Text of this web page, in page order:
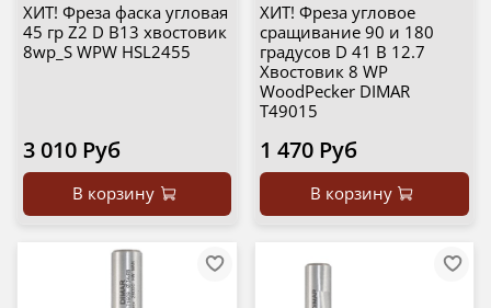
ХИТ! Фреза фаска угловая
45 гр Z2 D B13 хвостовик
8wp_S WPW HSL2455
3 010 Руб
В корзину
ХИТ! Фреза угловое
сращивание 90 и 180
градусов D 41 B 12.7
Хвостовик 8 WP
WoodPecker DIMAR
T49015
1 470 Руб
В корзину